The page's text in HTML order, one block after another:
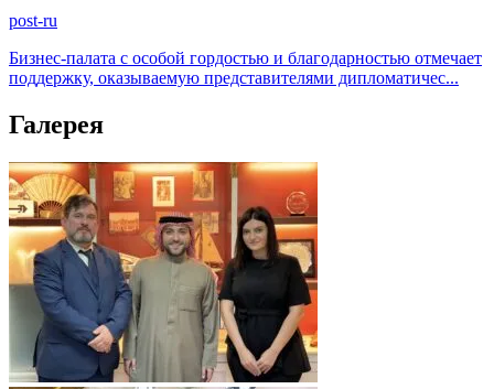
post-ru
Бизнес-палата с особой гордостью и благодарностью отмечает
поддержку, оказываемую представителями дипломатичес...
Галерея